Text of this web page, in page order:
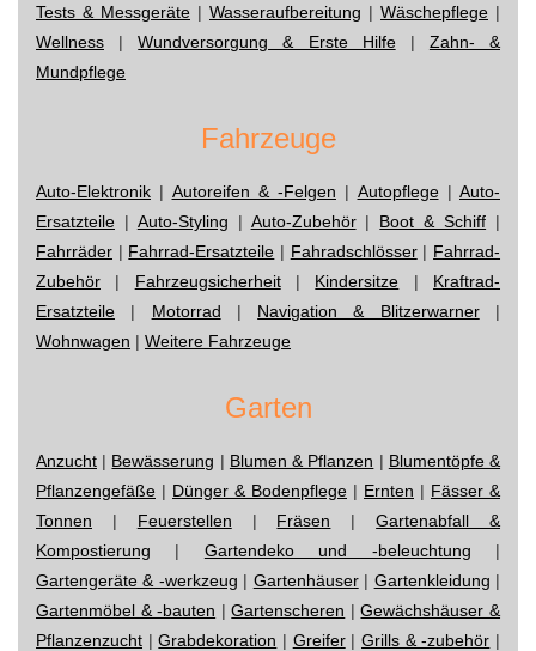
Tests & Messgeräte | Wasseraufbereitung | Wäschepflege |
Wellness |Wundversorgung & Erste Hilfe| Zahn- &
Mundpflege
Fahrzeuge
Auto-Elektronik | Autoreifen & -Felgen | Autopflege| Auto-
Ersatzteile | Auto-Styling | Auto-Zubehör| Boot & Schiff |
Fahrräder | Fahrrad-Ersatzteile | Fahradschlösser| Fahrrad-
Zubehör | Fahrzeugsicherheit| Kindersitze | Kraftrad-
Ersatzteile | Motorrad | Navigation & Blitzerwarner|
Wohnwagen | Weitere Fahrzeuge
Garten
Anzucht | Bewässerung | Blumen & Pflanzen | Blumentöpfe &
Pflanzengefäße | Dünger & Bodenpflege | Ernten | Fässer &
Tonnen | Feuerstellen | Fräsen |Gartenabfall &
Kompostierung | Gartendeko und -beleuchtung |
Gartengeräte & -werkzeug | Gartenhäuser| Gartenkleidung |
Gartenmöbel & -bauten |Gartenscheren |Gewächshäuser &
Pflanzenzucht |Grabdekoration | Greifer|Grills & -zubehör |